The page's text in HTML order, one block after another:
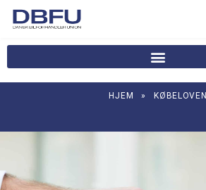
HJEM » KØBELOVEN